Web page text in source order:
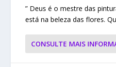
” Deus é o mestre das
está na beleza das flores.
CONSULTE MAIS